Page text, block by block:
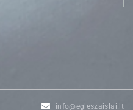
info@egleszaislai.lt